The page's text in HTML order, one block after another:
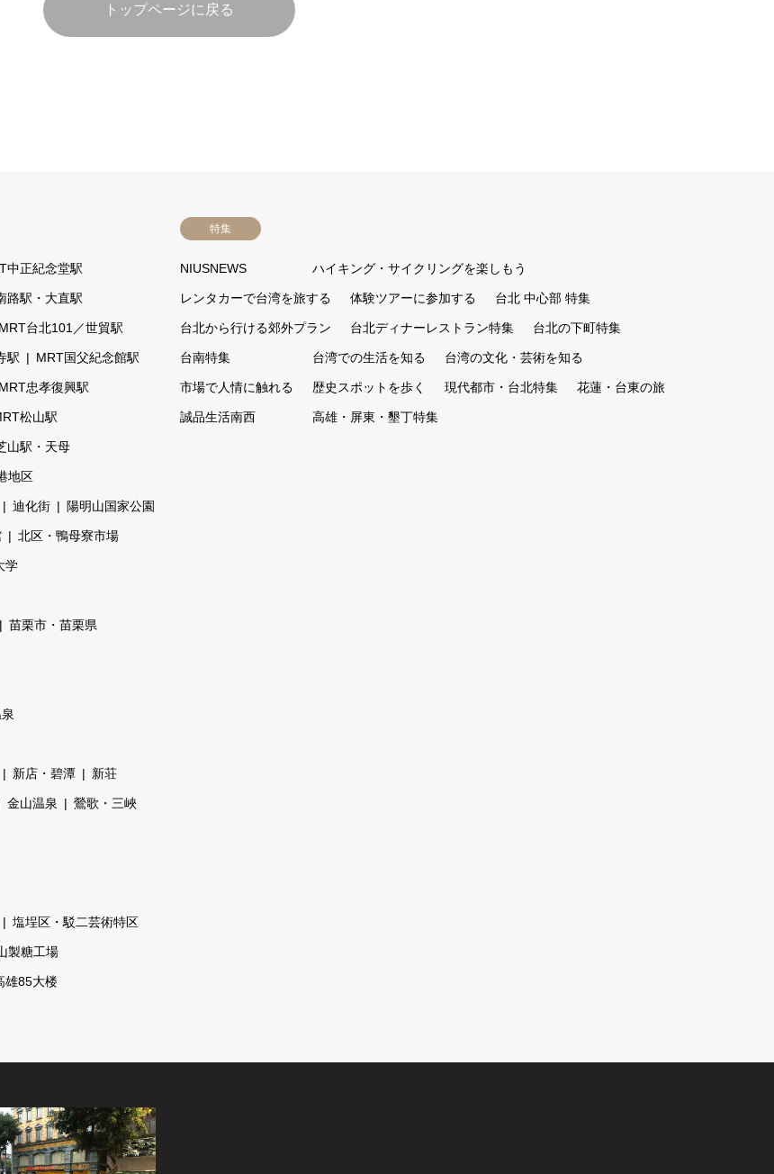
トップページに戻る
中正紀念堂駅
路駅・大直駅
MRT台北101／世貿駅
駅 MRT国父紀念館駅
MRT忠孝復興駅
松山駅
山駅・天母
地区
迪化街 陽明山国家公園
北区・鴨母寮市場
学
苗栗市・苗栗県
新店・碧潭 新荘
金山温泉 鶯歌・三峽
塩埕区・駁二芸術特区
製糖工場
雄85大楼
特集
NIUSNEWS ハイキング・サイクリングを楽しもう
レンタカーで台湾を旅する 体験ツアーに参加する 台北 中心部 特集
台北から行ける郊外プラン 台北ディナーレストラン特集 台北の下町特集
台南特集 台湾での生活を知る 台湾の文化・芸術を知る
市場で人情に触れる 歴史スポットを歩く 現代都市・台北特集 花蓮・台東の旅
誠品生活南西 高雄・屏東・墾丁特集